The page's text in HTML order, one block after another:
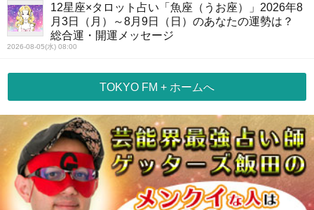
12星座×タロット占い「魚座（うお座）」2026年8
月3日（月）～8月9日（日）のあなたの運勢は？
総合運・開運メッセージ
2026-08-05(水) 08:00
TOKYO FM + ホームへ